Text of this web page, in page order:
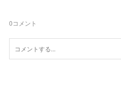
0コメント